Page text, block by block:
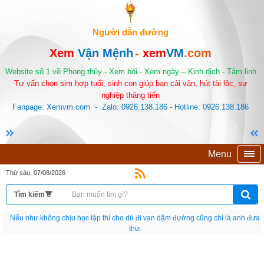
Người dẫn đường
Xem Vận Mệnh- xemVM.com
Website số 1 về Phong thủy - Xem bói - Xem ngày – Kinh dịch - Tâm linh
Tư vấn chọn sim hợp tuổi, sinh con giúp bạn cải vận, hút tài lộc, sự
nghiệp thăng tiến
Fanpage: Xemvm.com - Zalo: 0926.138.186 - Hotline: 0926.138.186
Menu
Thứ sáu, 07/08/2026
Nếu như không chịu học tập thì cho dù đi vạn dặm đường cũng chỉ là anh đưa
thư.